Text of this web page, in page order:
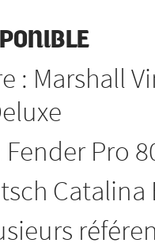
: Marshall
Pro
Catalina